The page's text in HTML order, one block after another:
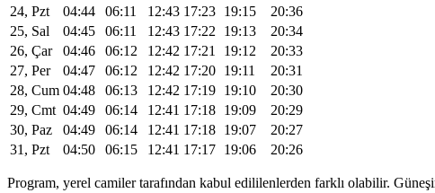
24, Pzt
04:44 06:11 12:43 17:23 19:15
20:36
25, Sal
04:45 06:11 12:43 17:22 19:13
20:34
26, Çar
04:46 06:12 12:42 17:21 19:12
20:33
27, Per
04:47 06:12 12:42 17:20 19:11
20:31
28, Cum 04:48 06:13 12:42 17:19 19:10
20:30
29, Cmt 04:49 06:14 12:41 17:18 19:09
20:29
30, Paz
04:49 06:14 12:41 17:18 19:07
20:27
31, Pzt
04:50 06:15 12:41 17:17 19:06 20:26
Program, yerel camiler tarafından kabul edililenlerden farklı olabilir.